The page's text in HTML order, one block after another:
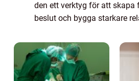
den ett verktyg för att skapa
beslut och bygga starkare
summor på resor, teknik och
m...